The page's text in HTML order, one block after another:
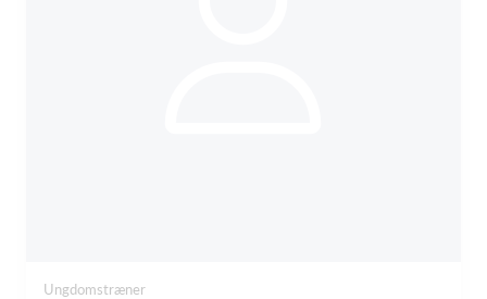
Ungdomstræner